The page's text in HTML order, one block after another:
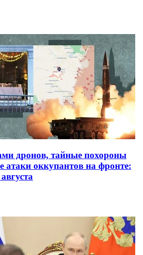
дронов, тайные похороны
атаки оккупантов на фронте: